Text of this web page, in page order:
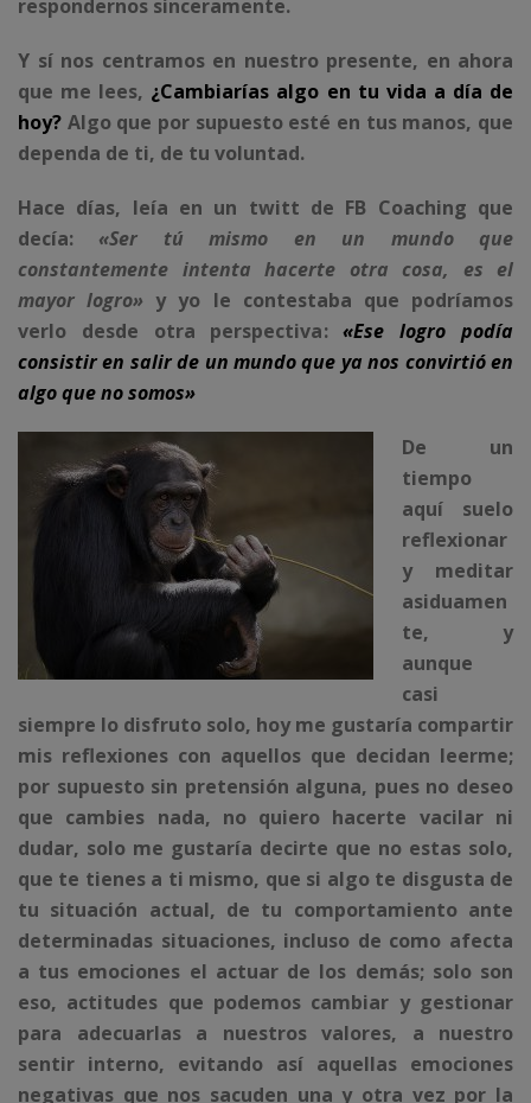
respondernos sinceramente.
Y sí nos centramos en nuestro presente, en ahora
que me lees, ¿Cambiarías algo en tu vida a día de
hoy? Algo que por supuesto esté en tus manos, que
dependa de ti, de tu voluntad.
Hace días, leía en un twitt de FB Coaching que
decía: «Ser tú mismo en un mundo que
constantemente intenta hacerte otra cosa, es el
mayor logro» y yo le contestaba que podríamos
verlo desde otra perspectiva:«Ese logro podía
consistir en salir de un mundo que ya nos convirtió en
algo que no somos»
De un
tiempo
aquí suelo
reflexionar
y meditar
asiduamen
te, y
aunque
casi
siempre lo disfruto solo, hoy me gustaría compartir
mis reflexiones con aquellos que decidan leerme;
por supuesto sin pretensión alguna, pues no deseo
que cambies nada, no quiero hacerte vacilar ni
dudar, solo me gustaría decirte que no estas solo,
que te tienes a ti mismo, que si algo te disgusta de
tu situación actual, de tu comportamiento ante
determinadas situaciones, incluso de como afecta
a tus emociones el actuar de los demás; solo son
eso, actitudes que podemos cambiar y gestionar
para adecuarlas a nuestros valores, a nuestro
sentir interno, evitando así aquellas emociones
negativas que nos sacuden una y otra vez por la